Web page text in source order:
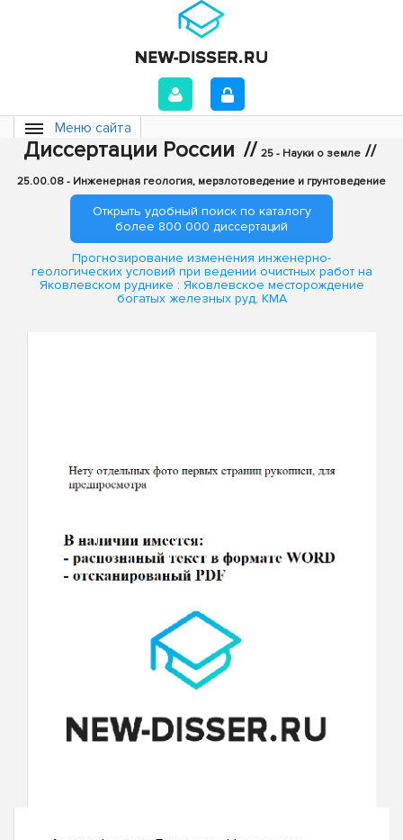
Меню сайта
Диссертации России // 25 - Науки о земле //
25.00.08 - Инженерная геология, мерзлотоведение и грунтоведение
Открыть удобный поиск по каталогу
более 800 000 диссертаций
Прогнозирование изменения инженерно-
геологических условий при ведении очистных работ на
Яковлевском руднике : Яковлевское месторождение
богатых железных руд, КМА